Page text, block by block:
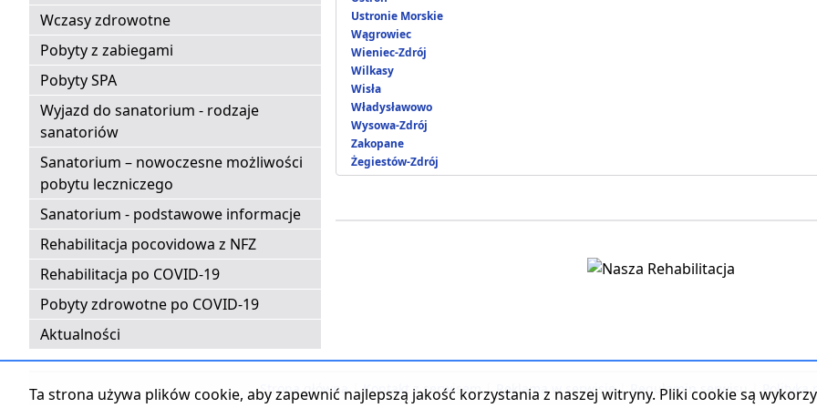
Wczasy zdrowotne
Pobyty z zabiegami
Pobyty SPA
Wyjazd do sanatorium - rodzaje
sanatoriów
Sanatorium – nowoczesne możliwości
pobytu leczniczego
Sanatorium - podstawowe informacje
Rehabilitacja pocovidowa z NFZ
Rehabilitacja po COVID-19
Pobyty zdrowotne po COVID-19
Aktualności
Ustronie Morskie
Wągrowiec
Wieniec-Zdrój
Wilkasy
Wisła
Władysławowo
Wysowa-Zdrój
Zakopane
Żegiestów-Zdrój
Strona główna | Kontakt z serwisem | Reklama w serwisie | Regulamin serwisu | Polityka
Ta strona używa plików cookie, aby zapewnić najlepszą jakość korzystania z naszej witryny. Pliki cookie są